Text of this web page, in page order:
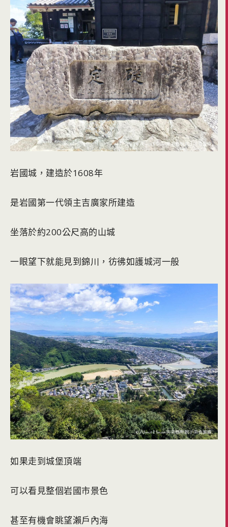
岩國城，建造於1608年
是岩國第一代領主吉廣家所建造
坐落於約200公尺高的山城
一眼望下就能見到錦川，彷彿如護城河一般
如果走到城堡頂端
可以看見整個岩國市景色
甚至有機會眺望瀨戶內海